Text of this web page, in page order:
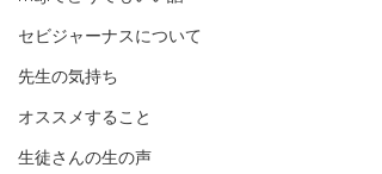
セビジャーナスについて
先生の気持ち
オススメすること
生徒さんの生の声